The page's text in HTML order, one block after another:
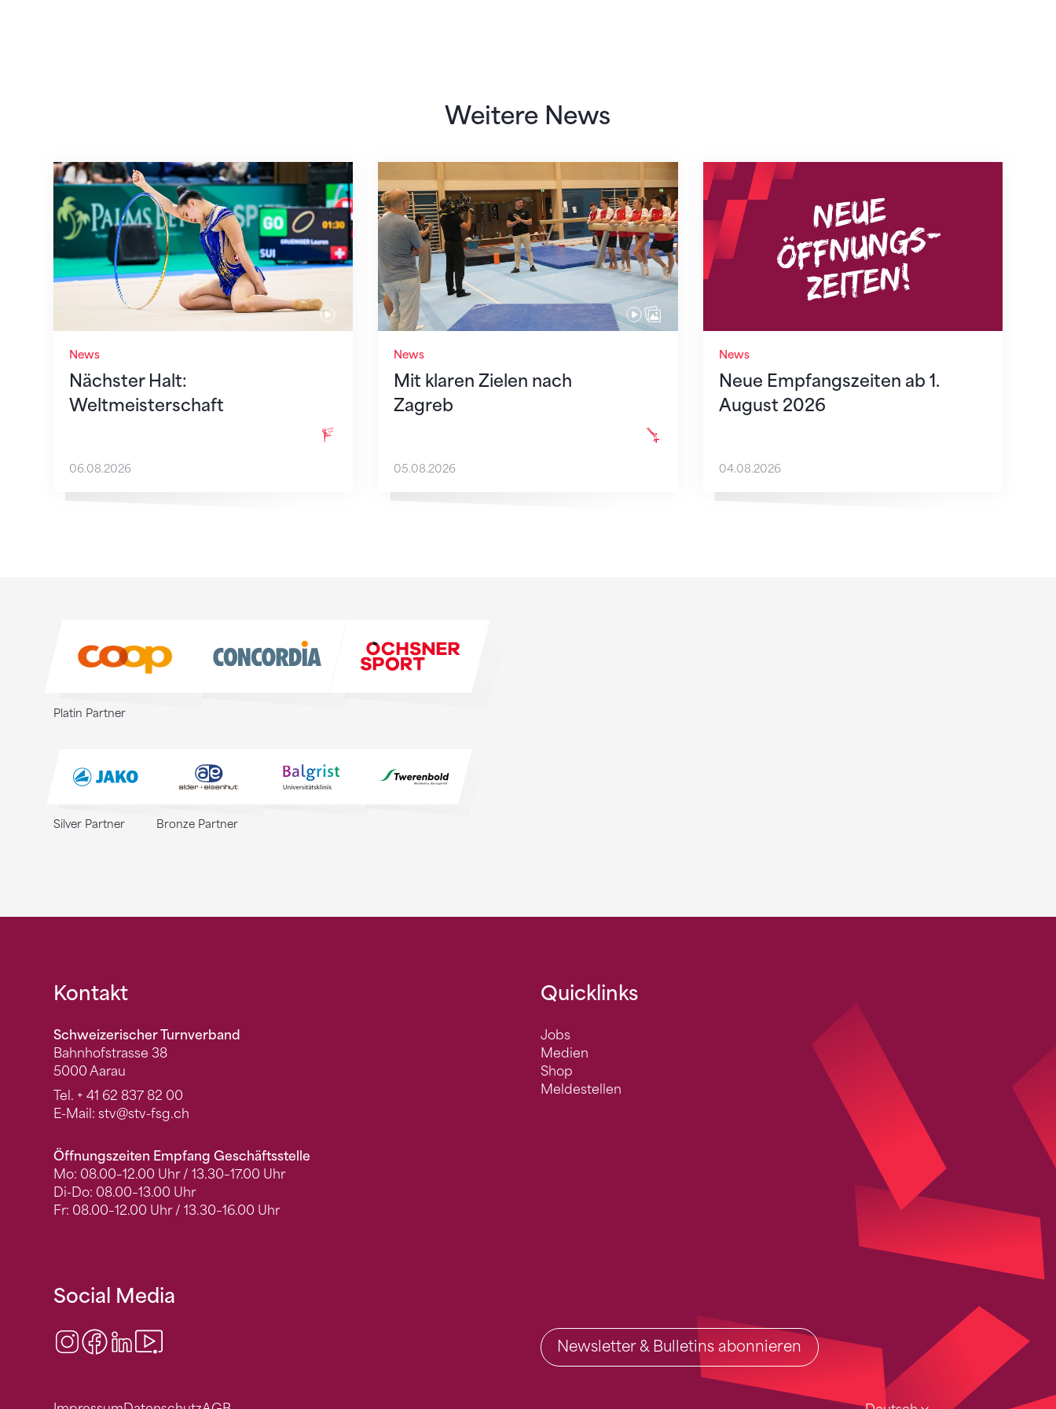
Weitere News
News
Nächster Halt:
Weltmeisterschaft
Nächster Halt: Weltmeisterschaft
06.08.2026
News
Mit klaren Zielen nach
Zagreb
Mit klaren Zielen nach Zagreb
05.08.2026
News
Neue Empfangszeiten ab 1.
August 2026
Neue Empfangszeiten ab 1. August 2026
04.08.2026
Platin Partner
Silver Partner Bronze Partner
Fusszeile
Kontakt
Schweizerischer Turnverband
Bahnhofstrasse 38
5000 Aarau
Tel. + 41 62 837 82 00
E-Mail: stv@stv-fsg.ch
Öffnungszeiten Empfang Geschäftsstelle
Mo: 08.00–12.00 Uhr / 13.30–17.00 Uhr
Di-Do: 08.00–13.00 Uhr
Fr: 08.00–12.00 Uhr / 13.30–16.00 Uhr
Quicklinks
Jobs
Medien
Shop
Meldestellen
Social Media
Instagram
Facebook
LinkedIn Newsletter & Bulletins abonnieren